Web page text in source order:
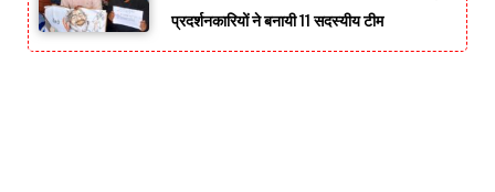
प्रदर्शनकारियों ने बनायी 11 सदस्यीय टीम